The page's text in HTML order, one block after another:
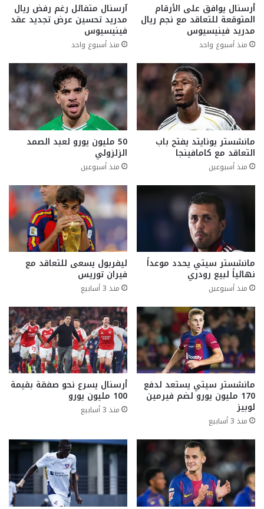
أرسنال يوافق على الأرقام
المتوقعة للتعاقد مع نجم ريال
مدريد فينيسيوس
منذ أسبوع واحد
آرسنال متفائل رغم رفض ريال
مدريد تحسين عرض تجديد عقد
فينيسيوس
منذ أسبوع واحد
مانشستر يونايتد يفتح باب
التعاقد مع كامافينجا
منذ أسبوعين
50 مليون يورو لعبد الصمد
الزلزولي
منذ أسبوعين
مانشستر سيتي يحدد موعداً
نهائياً لبيع رودري
منذ أسبوعين
ليفربول يسعى للتعاقد مع
فيران توريس
منذ 3 أسابيع
مانشستر سيتي يستعد لدفع
170 مليون يورو لضم فيرمين
لوبيز
منذ 3 أسابيع
أرسنال يسرع نحو صفقة بقيمة
100 مليون يورو
منذ 3 أسابيع